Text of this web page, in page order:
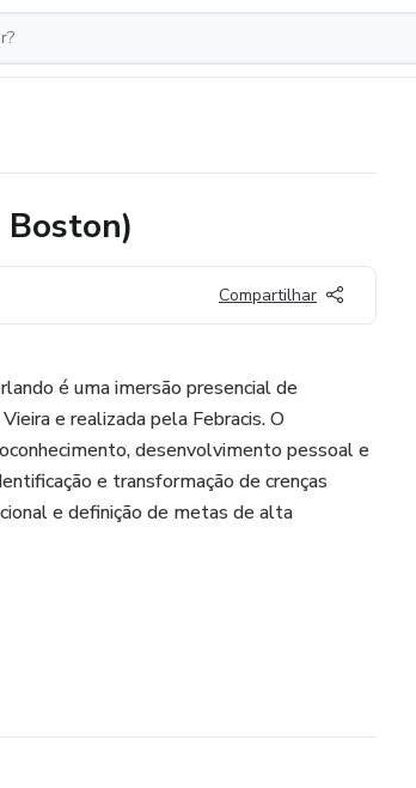
Boston)
Compartilhar
é uma imersão presencial de
e realizada pela Febracis. O
desenvolvimento pessoal e
e transformação de crenças
e definição de metas de alta